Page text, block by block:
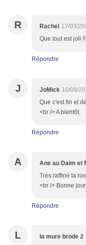
R Rachel 17/03/
Que tout est joli
Répondre
J JoMick 10/09/
Que c'est fin et
<br /> A bientôt.
Répondre
A Ane au Daim et f
Très raffiné ta
<br /> Bonne
Répondre
L la mure brode 2